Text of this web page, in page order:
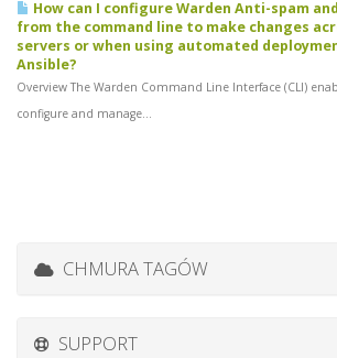
How can I configure Warden Anti-spam
from the command line to make changes
servers or when using automated
Ansible?
Overview The Warden Command Line Interface (CLI)
configure and manage...
CHMURA TAGÓW
SUPPORT